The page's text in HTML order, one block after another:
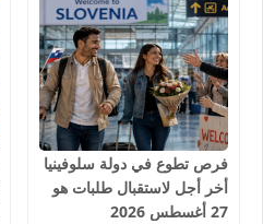
فرص تطوع في دولة سلوفينيا
أخر أجل لاستقبال طلبات هو
27 أغسطس 2026